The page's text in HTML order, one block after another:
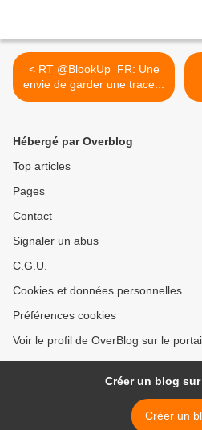
< RT @BlookUp_FR: Une
envie de garder une trace...
Hébergé par Overblog
Top articles
Pages
Contact
Signaler un abus
C.G.U.
Cookies et données personnelles
Préférences cookies
Voir le profil de OverBlog sur le
Créer un blog
Créer un